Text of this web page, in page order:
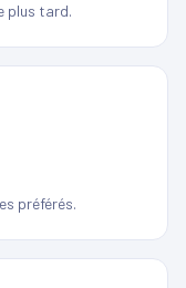
plus tard.
préférés.